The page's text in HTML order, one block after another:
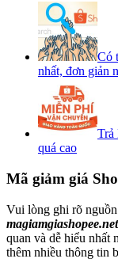
Có
nhất, đơn giản
Trả
quá cao
Mã giảm giá
Vui lòng ghi rõ
magiamgiashopee.net
quan và dễ hiểu nhất
thêm nhiều thông tin